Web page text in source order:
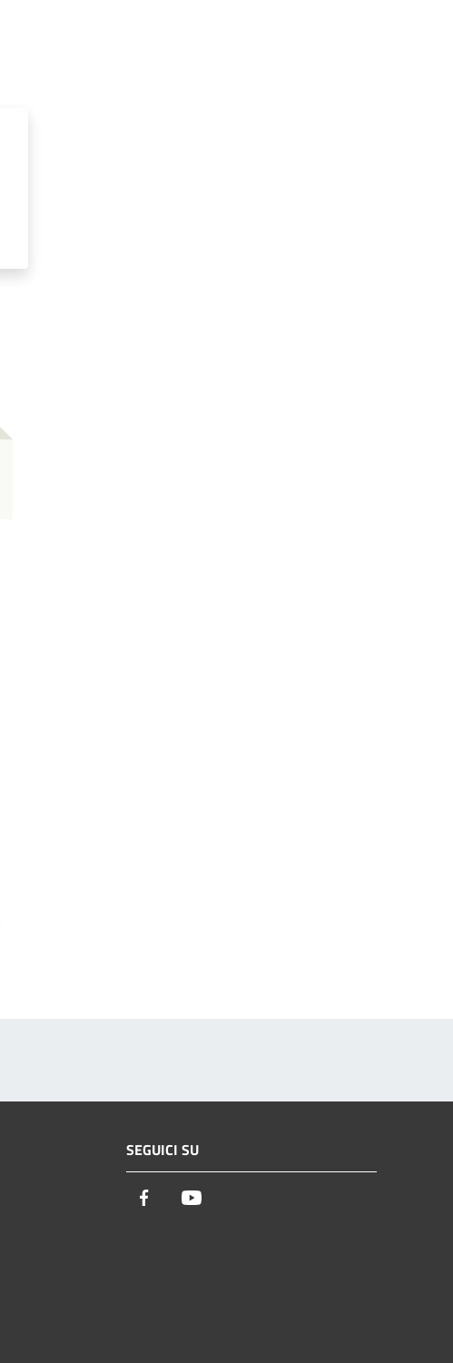
SEGUICI SU
Facebook